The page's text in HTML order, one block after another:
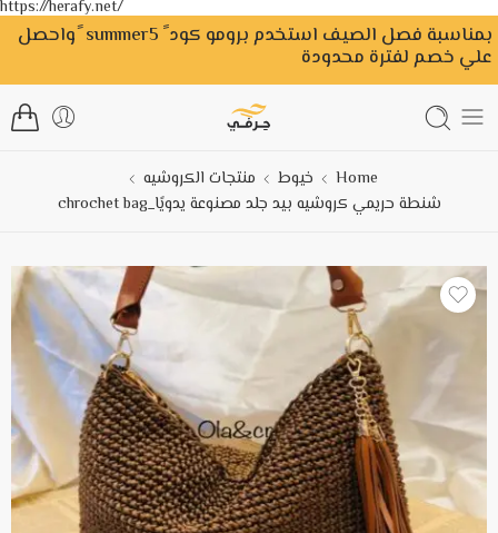
https://herafy.net/
بمناسبة فصل الصيف استخدم برومو كود ً summer5 ًواحصل
علي خصم لفترة محدودة
Home خيوط
منتجات الكروشيه
شنطة حريمي كروشيه بيد جلد مصنوعة يدويًا_chrochet bag